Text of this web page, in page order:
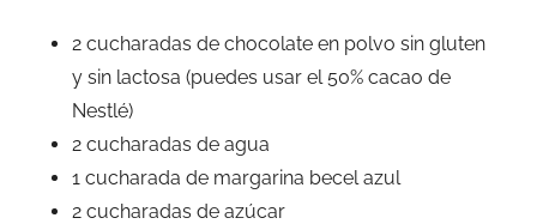
2 cucharadas de chocolate en polvo sin gluten
y sin lactosa (puedes usar el 50% cacao de
Nestlé)
2 cucharadas de agua
1 cucharada de margarina becel azul
2 cucharadas de azúcar